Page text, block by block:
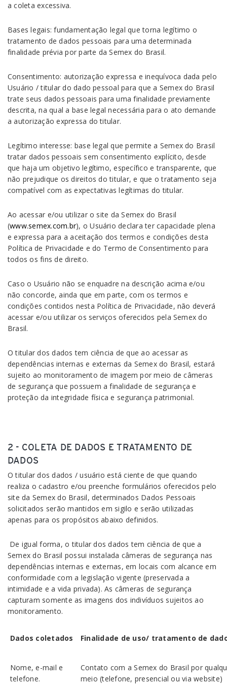
a coleta excessiva.
Bases legais: fundamentação legal que torna legítimo o
tratamento de dados pessoais para uma determinada
finalidade prévia por parte da Semex do Brasil.
Consentimento: autorização expressa e inequívoca dada pelo
Usuário / titular do dado pessoal para que a Semex do Brasil
trate seus dados pessoais para uma finalidade previamente
descrita, na qual a base legal necessária para o ato demande
a autorização expressa do titular.
Legítimo interesse: base legal que permite a Semex do Brasil
tratar dados pessoais sem consentimento explícito, desde
que haja um objetivo legítimo, específico e transparente, que
não prejudique os direitos do titular, e que o tratamento seja
compatível com as expectativas legítimas do titular.
Ao acessar e/ou utilizar o site da Semex do Brasil
(www.semex.com.br), o Usuário declara ter capacidade plena
e expressa para a aceitação dos termos e condições desta
Política de Privacidade e do Termo de Consentimento para
todos os fins de direito.
Caso o Usuário não se enquadre na descrição acima e/ou
não concorde, ainda que em parte, com os termos e
condições contidos nesta Política de Privacidade, não deverá
acessar e/ou utilizar os serviços oferecidos pela Semex do
Brasil.
O titular dos dados tem ciência de que ao acessar as
dependências internas e externas da Semex do Brasil, estará
sujeito ao monitoramento de imagem por meio de câmeras
de segurança que possuem a finalidade de segurança e
proteção da integridade física e segurança patrimonial.
2 - COLETA DE DADOS E TRATAMENTO DE
DADOS
O titular dos dados / usuário está ciente de que quando
realiza o cadastro e/ou preenche formulários oferecidos pelo
site da Semex do Brasil, determinados Dados Pessoais
solicitados serão mantidos em sigilo e serão utilizadas
apenas para os propósitos abaixo definidos.
De igual forma, o titular dos dados tem ciência de que a
Semex do Brasil possui instalada câmeras de segurança nas
dependências internas e externas, em locais com alcance em
conformidade com a legislação vigente (preservada a
intimidade e a vida privada). As câmeras de segurança
capturam somente as imagens dos indivíduos sujeitos ao
monitoramento.
Dados coletados Finalidade de uso/ tratamento de
Nome, e-mail e
telefone.
Contato com a Semex do Brasil por
meio (telefone, presencial ou via website)